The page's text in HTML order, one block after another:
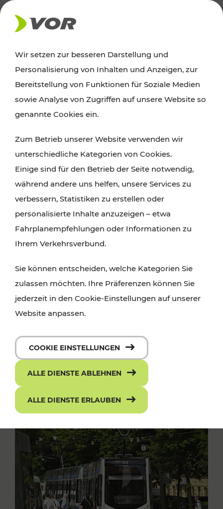
AKTUELLES
News
Alle wichtigen Meldungen zu Fahrplanänderungen,
finden Sie hier im Überblick.
Wir setzen zur besseren Darstellung und
Personalisierung von Inhalten und Anzeigen, zur
Bereitstellung von Funktionen für Soziale Medien
sowie Analyse von Zugriffen auf unsere Website so
genannte Cookies ein.
Zum Betrieb unserer Website verwenden wir
unterschiedliche Kategorien von Cookies.
Einige sind für den Betrieb der Seite notwendig,
während andere uns helfen, unsere Services zu
verbessern, Statistiken zu erstellen oder
personalisierte Inhalte anzuzeigen – etwa
Fahrplanempfehlungen oder Informationen zu
Ihrem Verkehrsverbund.
Sie können entscheiden, welche Kategorien Sie
zulassen möchten. Ihre Präferenzen können Sie
jederzeit in den Cookie-Einstellungen auf unserer
Website anpassen.
COOKIE EINSTELLUNGEN
ALLE DIENSTE ABLEHNEN
ALLE DIENSTE ERLAUBEN